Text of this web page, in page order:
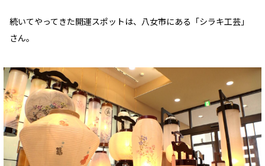
続いてやってきた開運スポットは、八女市にある「シラキ工芸」
さん。